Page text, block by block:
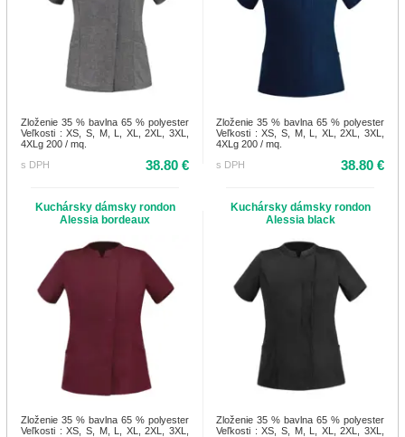
Zloženie 35 % bavlna 65 % polyester
Veľkosti : XS, S, M, L, XL, 2XL, 3XL,
4XLg 200 / mq.
s DPH
38.80 €
Zloženie 35 % bavlna 65 % polyester
Veľkosti : XS, S, M, L, XL, 2XL, 3XL,
4XLg 200 / mq.
s DPH
38.80 €
Kuchársky dámsky rondon
Alessia bordeaux
Zloženie 35 % bavlna 65 % polyester
Veľkosti : XS, S, M, L, XL, 2XL, 3XL,
Kuchársky dámsky rondon
Alessia black
Zloženie 35 % bavlna 65 % polyester
Veľkosti : XS, S, M, L, XL, 2XL, 3XL,